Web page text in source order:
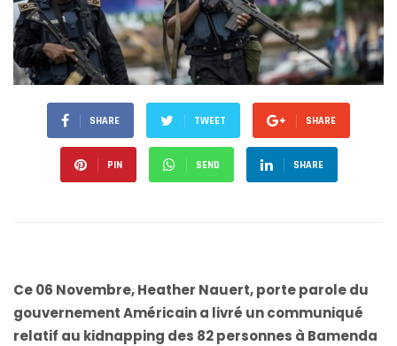
SHARE TWEET SHARE
PIN SEND SHARE
Ce 06 Novembre, Heather Nauert, porte parole du
gouvernement Américain a livré un communiqué
relatif au kidnapping des 82 personnes à Bamenda